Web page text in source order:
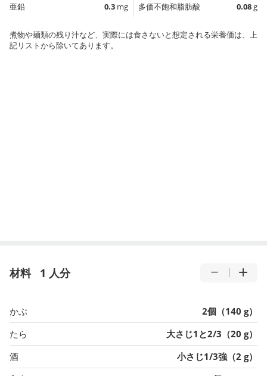
亜鉛
0.3 mg
多価不飽和脂肪酸
0.08g
煮物や麺類の残り汁など、実際には食さないと想定される栄養価は、上
記リストから除いてあります。
材料 1 人分
かぶ
2個（140 g）
たら
大さじ1と2/3（20 g）
酒
小さじ1/3強（2 g）